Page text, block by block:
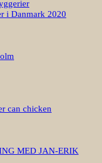
i Danmark 2020
can chicken
MED JAN-ERIK